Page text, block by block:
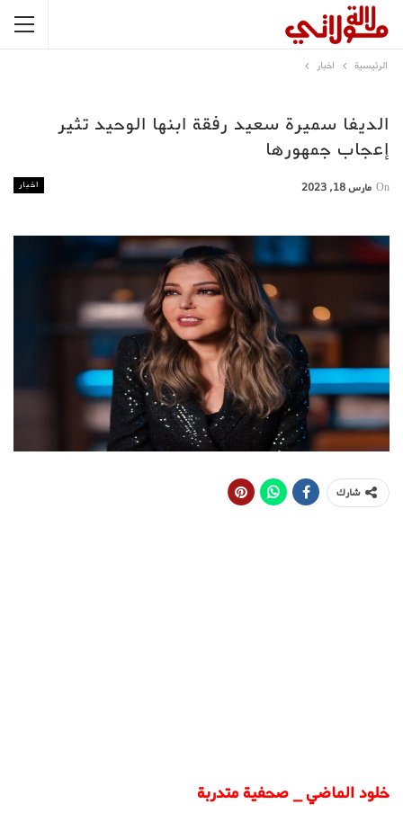
الرئيسية اخبار
الديفا سميرة سعيد رفقة ابنها الوحيد تثير
إعجاب جمهورها
اخبار On مارس 18, 2023
شارك
خلود الماضي _ صحفية متدربة